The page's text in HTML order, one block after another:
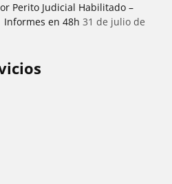
Perito Judicial Habilitado –
Informes en 48h 31 de julio de